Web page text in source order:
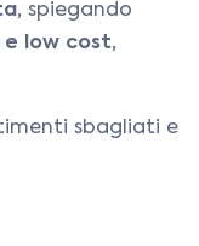
spiegando
low cost,
sbagliati e